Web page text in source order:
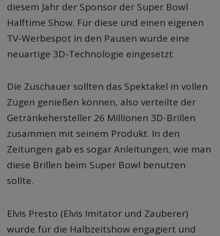
diesem Jahr der Sponsor der Super Bowl
Halftime Show. Für diese und einen eigenen
TV-Werbespot in den Pausen wurde eine
neuartige 3D-Technologie eingesetzt.
Die Zuschauer sollten das Spektakel in vollen
Zügen genießen können, also verteilte der
Getränkehersteller 26 Millionen 3D-Brillen
zusammen mit seinem Produkt. In den
Zeitungen gab es sogar Anleitungen, wie man
diese Brillen beim Super Bowl benutzen
sollte.
Elvis Presto (Elvis Imitator und Zauberer)
wurde für die Halbzeitshow engagiert und